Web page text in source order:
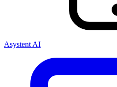
Asystent AI